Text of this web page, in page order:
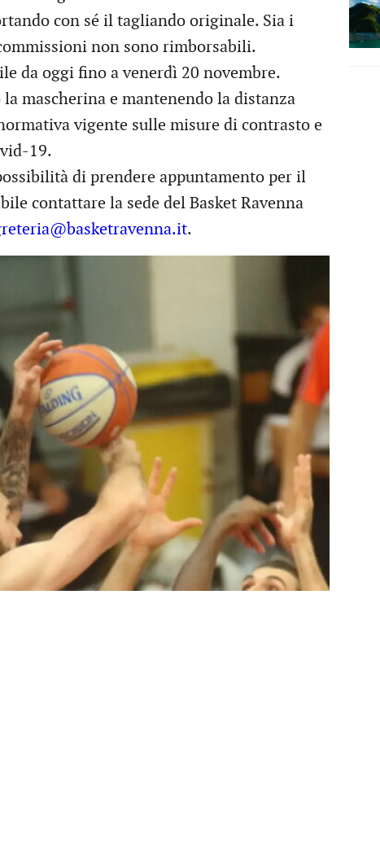
con sé il tagliando originale. Sia i
non sono rimborsabili.
da oggi fino a venerdì 20 novembre.
la mascherina e mantenendo la distanza
vigente sulle misure di contrasto e
19.
di prendere appuntamento per il
contattare la sede del Basket Ravenna
.